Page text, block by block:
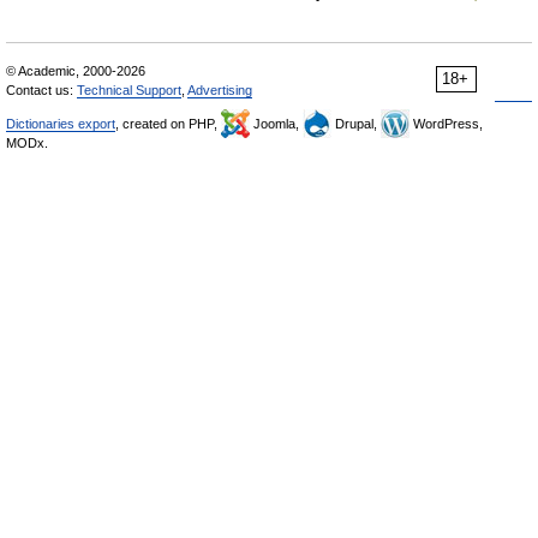
18+
© Academic, 2000-2026
Contact us: Technical Support Advertising
Dictionaries export , created on PHP, Joomla, Drupal,
WordPress,
MODx.